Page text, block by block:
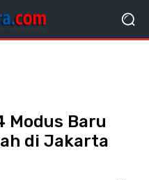
Modus Baru
di Jakarta